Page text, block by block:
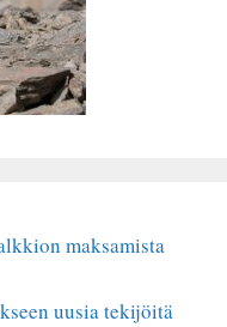
maksamista
uusia tekijöitä